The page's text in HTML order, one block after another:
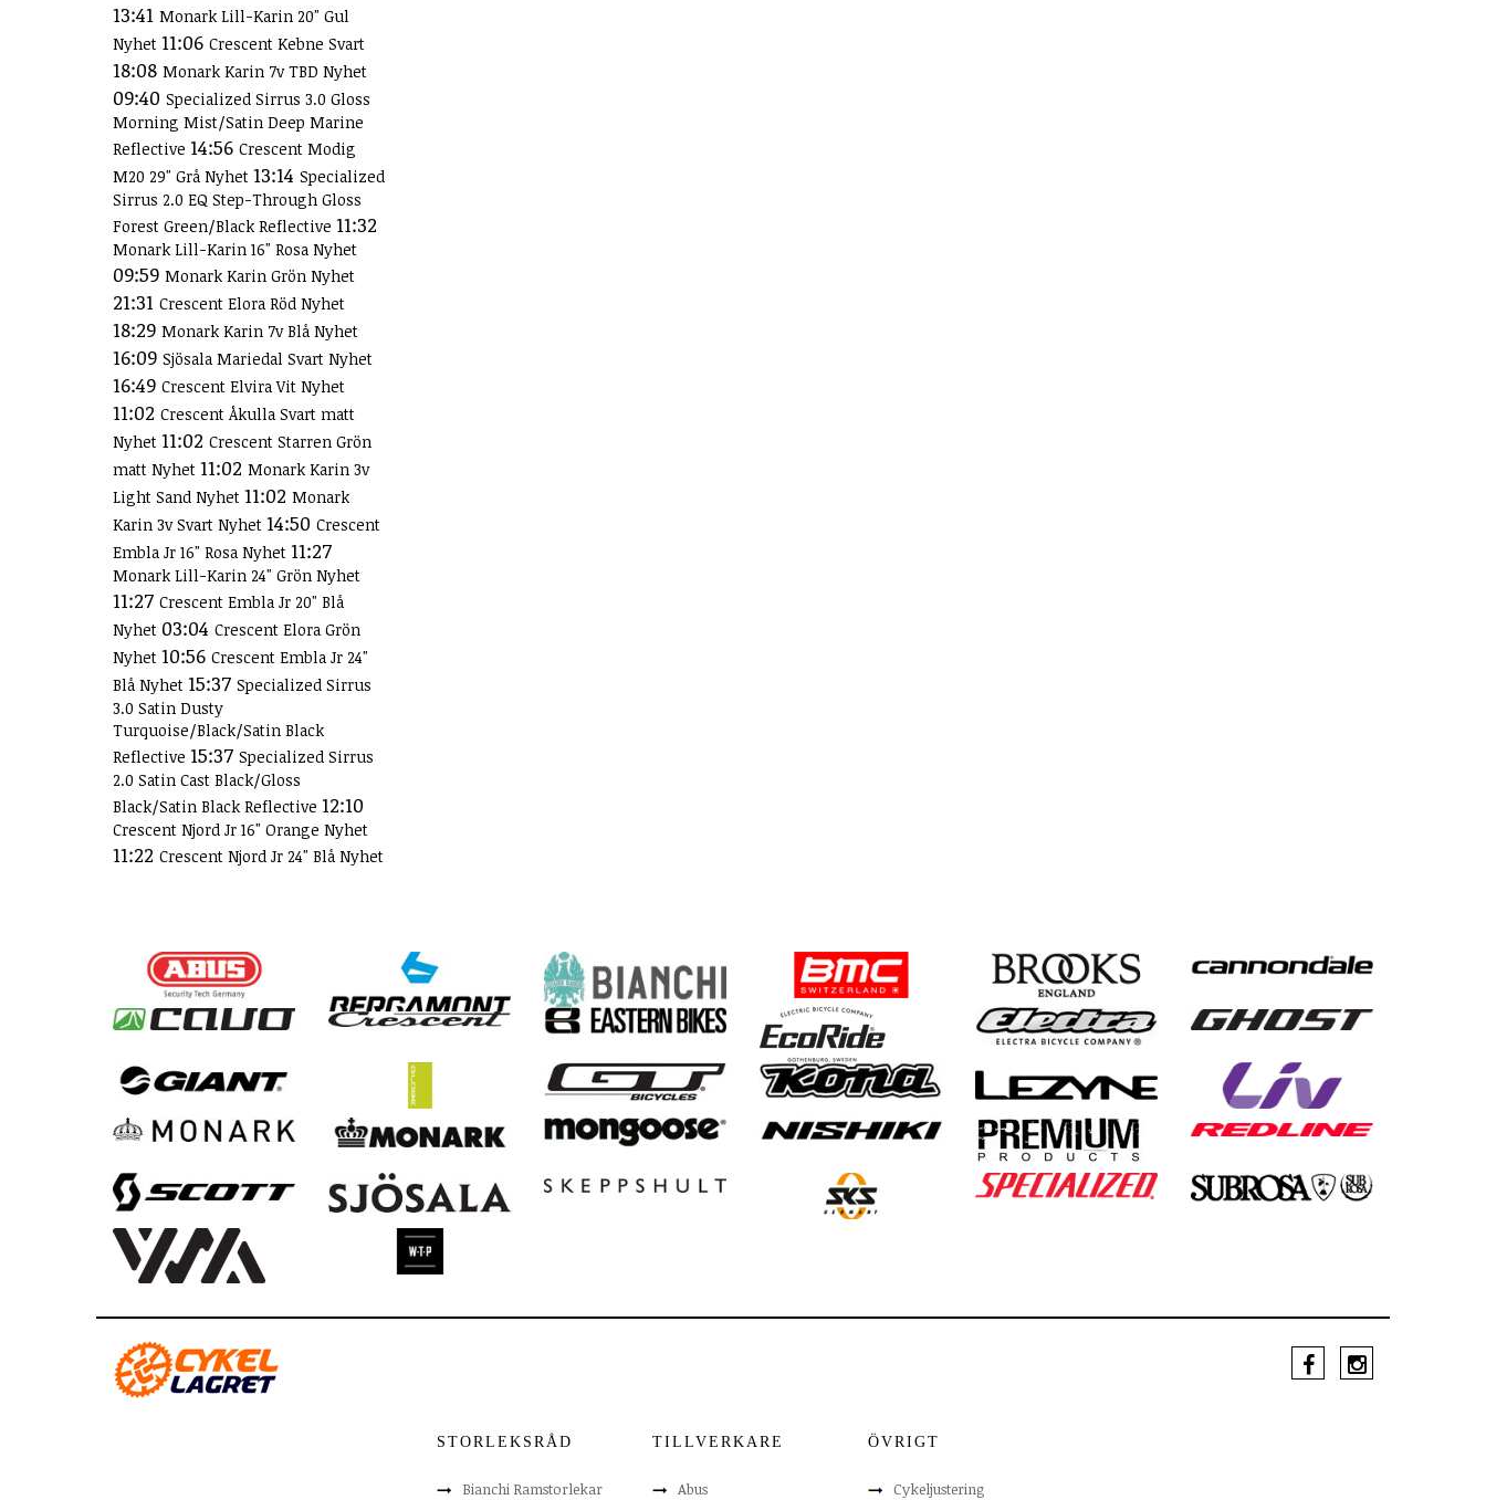
13:41 Monark Lill-Karin 20" Gul
Nyhet 11:06 Crescent Kebne Svart
18:08 Monark Karin 7v TBD Nyhet
09:40 Specialized Sirrus 3.0 Gloss
Morning Mist/Satin Deep Marine
Reflective 14:56 Crescent Modig
M20 29" Grå Nyhet 13:14 Specialized
Sirrus 2.0 EQ Step-Through Gloss
Forest Green/Black Reflective 11:32
Monark Lill-Karin 16" Rosa Nyhet
09:59 Monark Karin Grön Nyhet
21:31 Crescent Elora Röd Nyhet
18:29 Monark Karin 7v Blå Nyhet
16:09 Sjösala Mariedal Svart Nyhet
16:49 Crescent Elvira Vit Nyhet
11:02 Crescent Åkulla Svart matt
Nyhet 11:02 Crescent Starren Grön
matt Nyhet 11:02 Monark Karin 3v
Light Sand Nyhet 11:02 Monark
Karin 3v Svart Nyhet 14:50 Crescent
Embla Jr 16" Rosa Nyhet 11:27
Monark Lill-Karin 24" Grön Nyhet
11:27 Crescent Embla Jr 20" Blå
Nyhet 03:04 Crescent Elora Grön
Nyhet 10:56 Crescent Embla Jr 24"
Blå Nyhet 15:37 Specialized Sirrus
3.0 Satin Dusty
Turquoise/Black/Satin Black
Reflective 15:37 Specialized Sirrus
2.0 Satin Cast Black/Gloss
Black/Satin Black Reflective 12:10
Crescent Njord Jr 16" Orange Nyhet
11:22 Crescent Njord Jr 24" Blå Nyhet
STORLEKSRÅD
Bianchi Ramstorlekar
TILLVERKARE
Abus
ÖVRIGT
Cykeljustering